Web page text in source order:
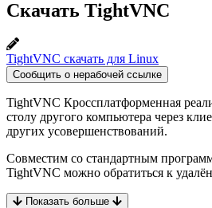
Скачать TightVNC
TightVNC скачать для Linux
Сообщить о нерабочей ссылке
TightVNC Кроссплатформенная
столу другого компьютера через
других усовершенствований.
Совместим со стандартным
TightVNC можно обратиться к
Показать больше